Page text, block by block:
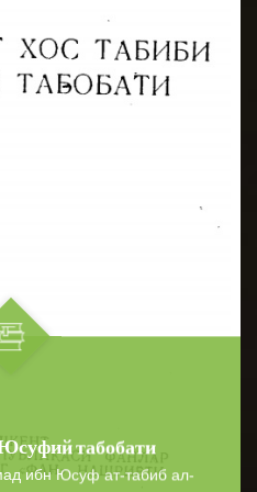
табобати
ибн Юсуф ат-табиб ал-